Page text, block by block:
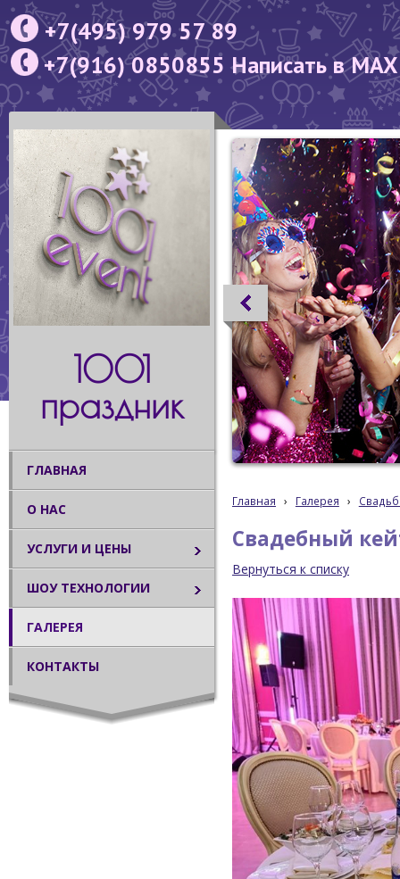
+7(495) 979 57 89
+7(916) 0850855 Написать в MAX
1001
праздник
ГЛАВНАЯ
О НАС
УСЛУГИ И ЦЕНЫ
ШОУ ТЕХНОЛОГИИ
ГАЛЕРЕЯ
КОНТАКТЫ
Главная › Галерея ›
Свадебный
Вернуться к списку